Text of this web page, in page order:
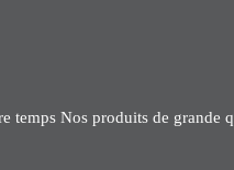
temps Nos produits de